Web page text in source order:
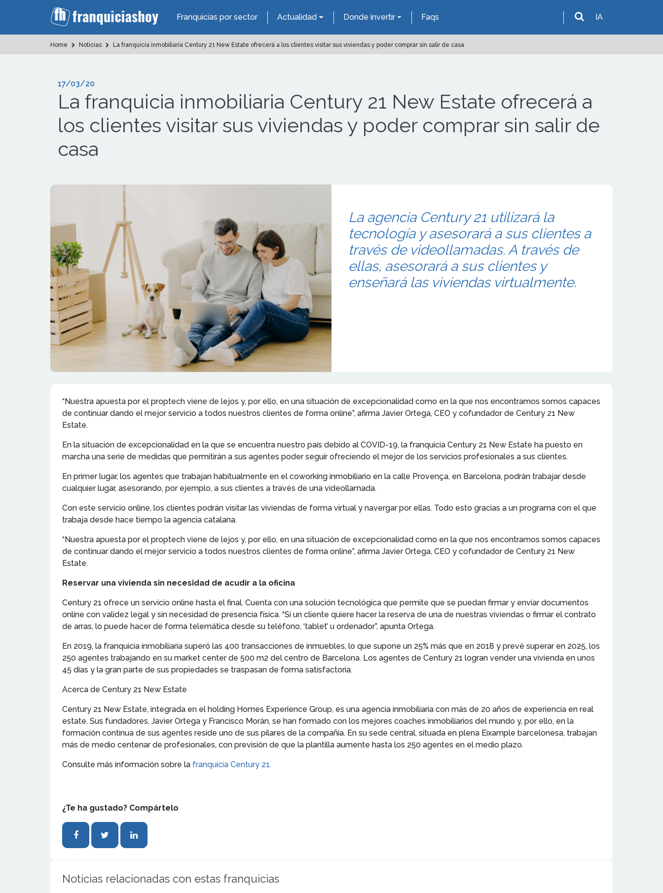
Franquicias por sector Actualidad Donde invertir Faqs IA
Home Noticias La franquicia inmobiliaria Century 21 New Estate ofrecerá a los clientes visitar sus viviendas y poder comprar sin salir de casa
17/03/20
La franquicia inmobiliaria Century 21 New Estate ofrecerá a
los clientes visitar sus viviendas y poder comprar sin salir de
casa
La agencia Century 21 utilizará la
tecnología y asesorará a sus clientes a
través de videollamadas. A través de
ellas, asesorará a sus clientes y
enseñará las viviendas virtualmente.
“Nuestra apuesta por el proptech viene de lejos y, por ello, en una situación de excepcionalidad como en la que nos encontramos somos capaces
de continuar dando el mejor servicio a todos nuestros clientes de forma online”, afirma Javier Ortega, CEO y cofundador de Century 21 New
Estate.
En la situación de excepcionalidad en la que se encuentra nuestro país debido al COVID-19, la franquicia Century 21 New Estate ha puesto en
marcha una serie de medidas que permitirán a sus agentes poder seguir ofreciendo el mejor de los servicios profesionales a sus clientes.
En primer lugar, los agentes que trabajan habitualmente en el coworking inmobiliario en la calle Provença, en Barcelona, podrán trabajar desde
cualquier lugar, asesorando, por ejemplo, a sus clientes a través de una videollamada.
Con este servicio online, los clientes podrán visitar las viviendas de forma virtual y navergar por ellas. Todo esto gracias a un programa con el que
trabaja desde hace tiempo la agencia catalana.
“Nuestra apuesta por el proptech viene de lejos y, por ello, en una situación de excepcionalidad como en la que nos encontramos somos capaces
de continuar dando el mejor servicio a todos nuestros clientes de forma online”, afirma Javier Ortega, CEO y cofundador de Century 21 New
Estate.
Reservar una vivienda sin necesidad de acudir a la oficina
Century 21 ofrece un servicio online hasta el final. Cuenta con una solución tecnológica que permite que se puedan firmar y enviar documentos
online con validez legal y sin necesidad de presencia física. “Si un cliente quiere hacer la reserva de una de nuestras viviendas o firmar el contrato
de arras, lo puede hacer de forma telemática desde su teléfono, ‘tablet’ u ordenador”, apunta Ortega.
En 2019, la franquicia inmobiliaria superó las 400 transacciones de inmuebles, lo que supone un 25% más que en 2018 y prevé superar en 2025, los
250 agentes trabajando en su market center de 500 m2 del centro de Barcelona. Los agentes de Century 21 logran vender una vivienda en unos
45 días y la gran parte de sus propiedades se traspasan de forma satisfactoria.
Acerca de Century 21 New Estate
Century 21 New Estate, integrada en el holding Homes Experience Group, es una agencia inmobiliaria con más de 20 años de experiencia en real
estate. Sus fundadores, Javier Ortega y Francisco Morán, se han formado con los mejores coaches inmobiliarios del mundo y, por ello, en la
formación continua de sus agentes reside uno de sus pilares de la compañía. En su sede central, situada en plena Eixample barcelonesa, trabajan
más de medio centenar de profesionales, con previsión de que la plantilla aumente hasta los 250 agentes en el medio plazo.
Consulte más información sobre la franquicia Century 21.
¿Te ha gustado? Compártelo
Noticias relacionadas con estas franquicias